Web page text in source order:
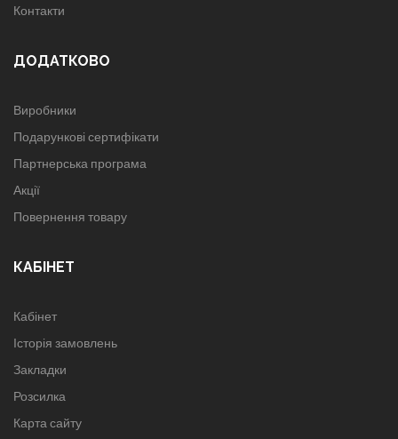
Контакти
ДОДАТКОВО
Виробники
Подарункові сертифікати
Партнерська програма
Акції
Повернення товару
КАБІНЕТ
Кабінет
Історія замовлень
Закладки
Розсилка
Карта сайту